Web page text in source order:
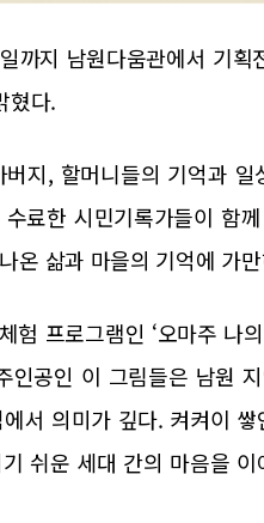
까지 남원다움관에서 기획
혔다.
지, 할머니들의 기억과
료한 시민기록가들이 함
온 삶과 마을의 기억에 가
프로그램인 ‘오마주 나
공인 이 그림들은 남원
서 의미가 깊다. 켜켜이
쉬운 세대 간의 마음을